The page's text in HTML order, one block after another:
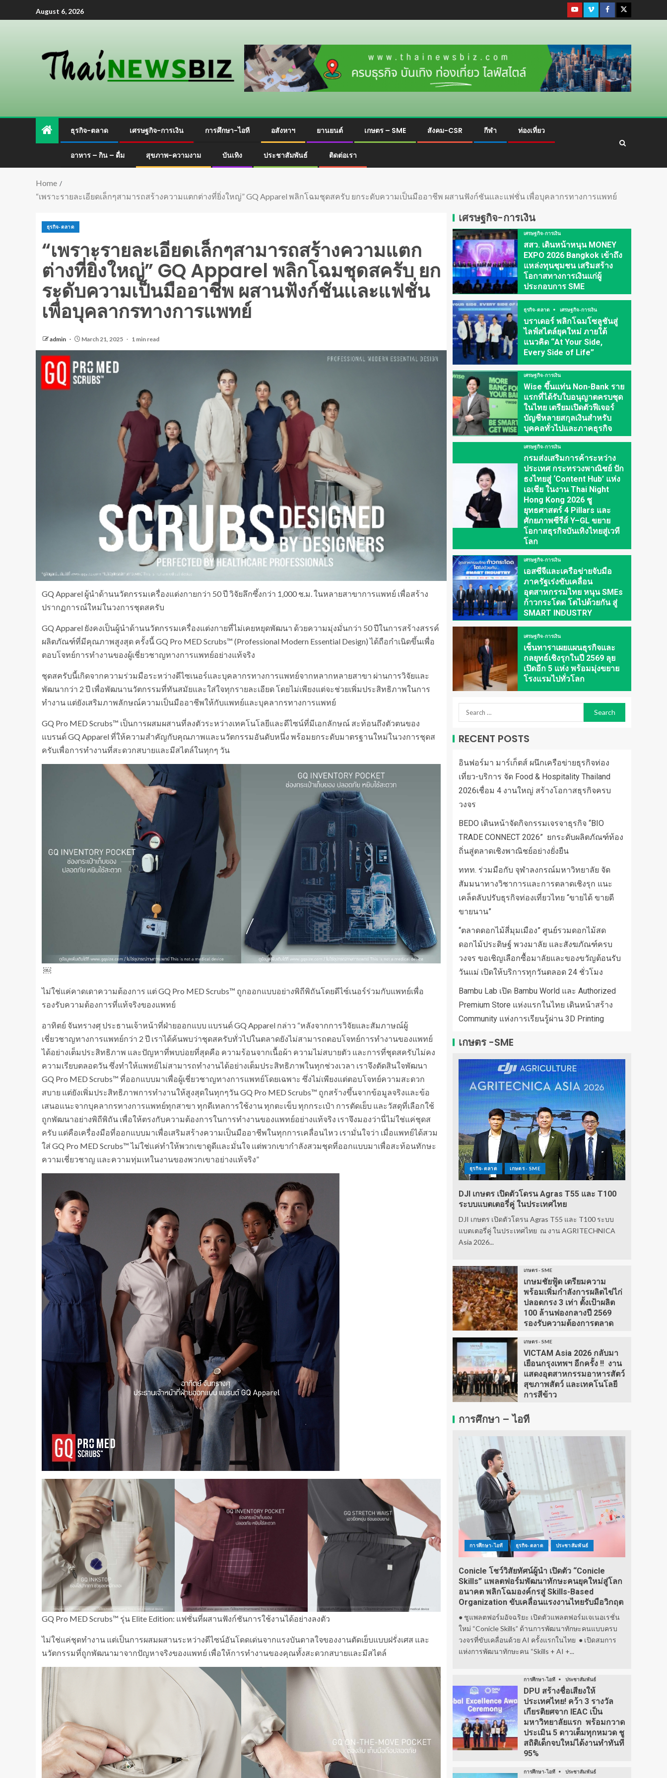
August 6, 2026
ธุรกิจ-ตลาด เศรษฐกิจ-การเงิน การศึกษา-ไอที อสังหาฯ ยานยนต์ เกษตร – SME สังคม-CSR กีฬา ท่องเที่ยว
อาหาร – กิน – ดื่ม สุขภาพ-ความงาม บันเทิง ประชาสัมพันธ์ ติดต่อเรา
Home
“เพราะรายละเอียดเล็กๆสามารถสร้างความแตกต่างที่ยิ่งใหญ่” GQ Apparel พลิกโฉมชุดสครับ ยกระดับความเป็นมืออาชีพ ผสานฟังก์ชันเเละแฟชั่น เพื่อบุคลากรทางการแพทย์
ธุรกิจ-ตลาด
“เพราะรายละเอียดเล็กๆสามารถสร้างความแตก
ต่างที่ยิ่งใหญ่” GQ Apparel พลิกโฉมชุดสครับ ยก
ระดับความเป็นมืออาชีพ ผสานฟังก์ชันเเละแฟชั่น
เพื่อบุคลากรทางการแพทย์
admin March 21, 2025 1 min read
GQ Apparel ผู้นำด้านนวัตกรรมเครื่องแต่งกายกว่า 50 ปี วิจัยลึกซึ้งกว่า 1,000 ช.ม. ในหลายสาขาการแพทย์ เพื่อสร้าง
ปรากฏการณ์ใหม่ในวงการชุดสครับ
GQ Apparel ยังคงเป็นผู้นำด้านนวัตกรรมเครื่องแต่งกายที่ไม่เคยหยุดพัฒนา ด้วยความมุ่งมั่นกว่า 50 ปีในการสร้างสรรค์
ผลิตภัณฑ์ที่มีคุณภาพสูงสุด ครั้งนี้ GQ Pro MED Scrubs™ (Professional Modern Essential Design) ได้ถือกำเนิดขึ้นเพื่อ
ตอบโจทย์การทำงานของผู้เชี่ยวชาญทางการแพทย์อย่างแท้จริง
ชุดสครับนี้เกิดจากความร่วมมือระหว่างดีไซเนอร์และบุคลากรทางการแพทย์จากหลากหลายสาขา ผ่านการวิจัยและ
พัฒนากว่า 2 ปี เพื่อพัฒนานวัตกรรมที่ทันสมัยและใส่ใจทุกรายละเอียด โดยไม่เพียงแต่จะช่วยเพิ่มประสิทธิภาพในการ
ทำงาน แต่ยังเสริมภาพลักษณ์ความเป็นมืออาชีพให้กับแพทย์และบุคลากรทางการแพทย์
GQ Pro MED Scrubs™ เป็นการผสมผสานที่ลงตัวระหว่างเทคโนโลยีและดีไซน์ที่มีเอกลักษณ์ สะท้อนถึงตัวตนของ
แบรนด์ GQ Apparel ที่ให้ความสำคัญกับคุณภาพและนวัตกรรมอันดับหนึ่ง พร้อมยกระดับมาตรฐานใหม่ในวงการชุดส
ครับเพื่อการทำงานที่สะดวกสบายและมีสไตล์ในทุกๆ วัน
￼
ไม่ใช่แค่คาดเดาความต้องการ แต่ GQ Pro MED Scrubs™ ถูกออกแบบอย่างพิถีพิถันโดยดีไซ์เนอร์ร่วมกับแพทย์เพื่อ
รองรับความต้องการที่แท้จริงของแพทย์
อาทิตย์ จันทรางศุ ประธานเจ้าหน้าที่ฝ่ายออกแบบ แบรนด์ GQ Apparel กล่าว “หลังจากการวิจัยและสัมภาษณ์ผู้
เชี่ยวชาญทางการแพทย์กว่า 2 ปี เราได้ค้นพบว่าชุดสครับทั่วไปในตลาดยังไม่สามารถตอบโจทย์การทำงานของแพทย์
ได้อย่างเต็มประสิทธิภาพ และปัญหาที่พบบ่อยที่สุดคือ ความร้อนจากเนื้อผ้า ความไม่สบายตัว และการที่ชุดสครับไม่คง
ความเรียบตลอดวัน ซึ่งทำให้แพทย์ไม่สามารถทำงานได้อย่างเต็มประสิทธิภาพในทุกช่วงเวลา เราจึงตัดสินใจพัฒนา
GQ Pro MED Scrubs™ ที่ออกแบบมาเพื่อผู้เชี่ยวชาญทางการแพทย์โดยเฉพาะ ซึ่งไม่เพียงแต่ตอบโจทย์ความสะดวก
สบาย แต่ยังเพิ่มประสิทธิภาพการทำงานให้สูงสุดในทุกๆวัน GQ Pro MED Scrubs™ ถูกสร้างขึ้นจากข้อมูลจริงและข้อ
เสนอแนะจากบุคลากรทางการแพทย์ทุกสาขา ทุกดีเทลการใช้งาน ทุกตะเข็บ ทุกกระเป๋า การตัดเย็บ และวัสดุที่เลือกใช้
ถูกพัฒนาอย่างพิถีพิถัน เพื่อให้ตรงกับความต้องการในการทำงานของแพทย์อย่างแท้จริง เราจึงมองว่านี่ไม่ใช่แค่ชุดส
ครับ แต่คือเครื่องมือที่ออกแบบมาเพื่อเสริมสร้างความเป็นมืออาชีพในทุกการเคลื่อนไหว เรามั่นใจว่า เมื่อแพทย์ได้สวม
ใส่ GQ Pro MED Scrubs™ ไม่ใช่เเค่ทำให้พวกเขาดูดีเเละมั่นใจ เเต่พวกเขากำลังสวมชุดที่ออกแบบมาเพื่อสะท้อนทักษะ
ความเชี่ยวชาญ และความทุ่มเทในงานของพวกเขาอย่างแท้จริง”
GQ Pro MED Scrubs™ รุ่น Elite Edition: แฟชั่นที่ผสานฟังก์ชันการใช้งานได้อย่างลงตัว
ไม่ใช่แค่ชุดทำงาน แต่เป็นการผสมผสานระหว่างดีไซน์อันโดดเด่นจากแรงบันดาลใจของงานตัดเย็บแบบฝรั่งเศส และ
นวัตกรรมที่ถูกพัฒนามาจากปัญหาจริงของแพทย์ เพื่อให้การทำงานของคุณทั้งสะดวกสบายและมีสไตล์
เศรษฐกิจ-การเงิน
เศรษฐกิจ-การเงิน
สสว. เดินหน้าหนุน MONEY
EXPO 2026 Bangkok เข้าถึง
แหล่งทุนชุมชน เสริมสร้าง
โอกาสทางการเงินแก่ผู้
ประกอบการ SME
ธุรกิจ-ตลาด เศรษฐกิจ-การเงิน
บราเดอร์ พลิกโฉมโซลูชันสู่
ไลฟ์สไตล์ยุคใหม่ ภายใต้
แนวคิด “At Your Side,
Every Side of Life”
เศรษฐกิจ-การเงิน
Wise ขึ้นแท่น Non-Bank ราย
แรกที่ได้รับใบอนุญาตครบชุด
ในไทย เตรียมเปิดตัวฟีเจอร์
บัญชีหลายสกุลเงินสำหรับ
บุคคลทั่วไปและภาคธุรกิจ
เศรษฐกิจ-การเงิน
กรมส่งเสริมการค้าระหว่าง
ประเทศ กระทรวงพาณิชย์ ปัก
ธงไทยสู่ ‘Content Hub’ แห่ง
เอเชีย ในงาน Thai Night
Hong Kong 2026 ชู
ยุทธศาสตร์ 4 Pillars และ
ศักยภาพซีรีส์ Y–GL ขยาย
โอกาสธุรกิจบันเทิงไทยสู่เวที
โลก
เศรษฐกิจ-การเงิน
เอสซีจีและเครือข่ายจับมือ
ภาครัฐเร่งขับเคลื่อน
อุตสาหกรรมไทย หนุน SMEs
ก้าวกระโดด โตไปด้วยกัน สู่
SMART INDUSTRY
เศรษฐกิจ-การเงิน
เซ็นทาราเผยแผนธุรกิจและ
กลยุทธ์เชิงรุกในปี 2569 ลุย
เปิดอีก 5 แห่ง พร้อมมุ่งขยาย
โรงแรมไปทั่วโลก
RECENT POSTS
อินฟอร์มา มาร์เก็ตส์ ผนึกเครือข่ายธุรกิจท่อง
เที่ยว-บริการ จัด Food & Hospitality Thailand
2026เชื่อม 4 งานใหญ่ สร้างโอกาสธุรกิจครบ
วงจร
BEDO เดินหน้าจัดกิจกรรมเจรจาธุรกิจ “BIO
TRADE CONNECT 2026” ยกระดับผลิตภัณฑ์ท้อง
ถิ่นสู่ตลาดเชิงพาณิชย์อย่างยั่งยืน
ททท. ร่วมมือกับ จุฬาลงกรณ์มหาวิทยาลัย จัด
สัมมนาทางวิชาการและการตลาดเชิงรุก แนะ
เคล็ดลับปรับธุรกิจท่องเที่ยวไทย “ขายได้ ขายดี
ขายนาน”
“ตลาดดอกไม้สี่มุมเมือง” ศูนย์รวมดอกไม้สด
ดอกไม้ประดิษฐ์ พวงมาลัย และสังฆภัณฑ์ครบ
วงจร ขอเชิญเลือกซื้อมาลัยและของขวัญต้อนรับ
วันแม่ เปิดให้บริการทุกวันตลอด 24 ชั่วโมง
Bambu Lab เปิด Bambu World และ Authorized
Premium Store แห่งแรกในไทย เดินหน้าสร้าง
Community แห่งการเรียนรู้ผ่าน 3D Printing
เกษตร -SME
ธุรกิจ-ตลาด เกษตร - SME
DJI เกษตร เปิดตัวโดรน Agras T55 และ T100
ระบบแบตเตอรี่คู่ ในประเทศไทย
DJI เกษตร เปิดตัวโดรน Agras T55 และ T100 ระบบ
แบตเตอรี่คู่ ในประเทศไทย ณ งาน AGRITECHNICA
Asia 2026...
เกษตร - SME
เกษมชัยฟู้ด เตรียมความ
พร้อมเพิ่มกำลังการผลิตไข่ไก่
ปลอดกรง 3 เท่า ตั้งเป้าผลิต
100 ล้านฟองกลางปี 2569
รองรับความต้องการตลาด
เกษตร - SME
VICTAM Asia 2026 กลับมา
เยือนกรุงเทพฯ อีกครั้ง !! งาน
แสดงอุตสาหกรรมอาหารสัตว์
สุขภาพสัตว์ และเทคโนโลยี
การสีข้าว
การศึกษา – ไอที
การศึกษา-ไอที ธุรกิจ-ตลาด ประชาสัมพันธ์
Conicle โชว์วิสัยทัศน์ผู้นำ เปิดตัว “Conicle
Skills” แพลตฟอร์มพัฒนาทักษะคนยุคใหม่สู่โลก
อนาคต พลิกโฉมองค์กรสู่ Skills-Based
Organization ขับเคลื่อนแรงงานไทยรับมือวิกฤต
● ชูแพลตฟอร์มอัจฉริยะ เปิดตัวแพลตฟอร์มเจเนอเรชั่น
ใหม่ “Conicle Skills” ด้านการพัฒนาทักษะคนแบบครบ
วงจรที่ขับเคลื่อนด้วย AI ครั้งแรกในไทย ● เปิดสมการ
แห่งการพัฒนาทักษะคน “Skills + AI +...
การศึกษา-ไอที ประชาสัมพันธ์
DPU สร้างชื่อเสียงให้
ประเทศไทย! คว้า 3 รางวัล
เกียรติยศจาก IEAC เป็น
มหาวิทยาลัยแรก พร้อมกวาด
ประเมิน 5 ดาวเต็มทุกหมวด ชู
สถิติเด็กจบใหม่ได้งานทำทันที
95%
การศึกษา-ไอที ประชาสัมพันธ์